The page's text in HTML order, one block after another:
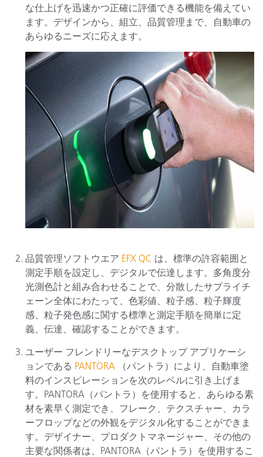
な仕上げを迅速かつ正確に評価できる機能を備えてい
ます。デザインから、組立、品質管理まで、自動車の
あらゆるニーズに応えます。
品質管理ソフトウエア EFX QC は、標準の許容範囲と
測定手順を設定し、デジタルで伝達します。多角度分
光測色計と組み合わせることで、分散したサプライチ
ェーン全体にわたって、色彩値、粒子感、粒子輝度
感、粒子発色感に関する標準と測定手順を簡単に定
義、伝達、確認することができます。
ユーザー フレンドリーなデスクトップ アプリケーシ
ョンである PANTORA （パントラ）により、自動車塗
料のインスピレーションを次のレベルに引き上げま
す。PANTORA（パントラ）を使用すると、あらゆる素
材を素早く測定でき、フレーク、テクスチャー、カラ
ーフロップなどの外観をデジタル化することができま
す。デザイナー、プロダクトマネージャー、その他の
主要な関係者は、PANTORA（パントラ）を使用するこ